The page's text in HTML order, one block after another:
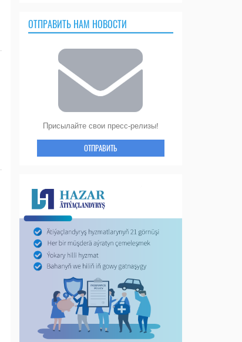
ОТПРАВИТЬ НАМ НОВОСТИ
Присылайте свои пресс-релизы!
ОТПРАВИТЬ